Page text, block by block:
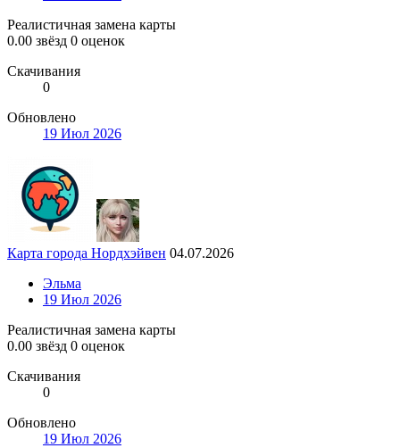
Реалистичная замена карты
0.00 звёзд 0 оценок
Скачивания
0
Обновлено
19 Июл 2026
Карта города Нордхэйвен 04.07.2026
Эльма
19 Июл 2026
Реалистичная замена карты
0.00 звёзд 0 оценок
Скачивания
0
Обновлено
19 Июл 2026